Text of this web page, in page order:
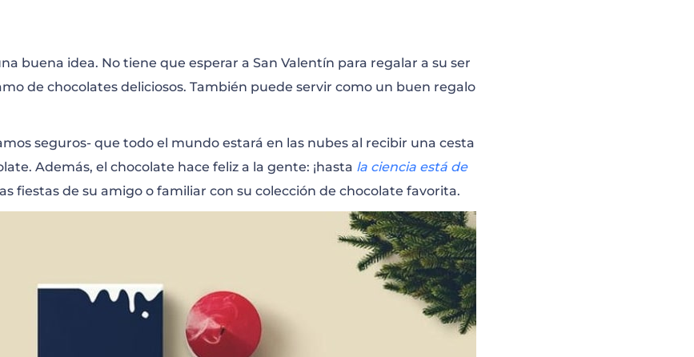
buena idea. No tiene que esperar a San Valentín para regalar a su ser
de chocolates deliciosos. También puede servir como un buen regalo
seguros- que todo el mundo estará en las nubes al recibir una cesta
Además, el chocolate hace feliz a la gente: ¡hasta la ciencia está de
fiestas de su amigo o familiar con su colección de chocolate favorita.